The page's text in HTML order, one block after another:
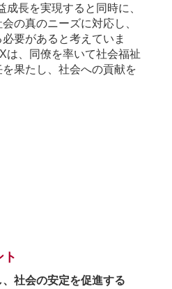
成長を実現すると同時に、
の真のニーズに対応し、
要があると考えていま
は、同僚を率いて社会福祉
果たし、社会への貢献を
社会の安定を促進する